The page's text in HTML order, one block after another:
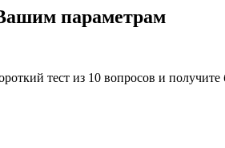
параметрам
тест из 10 вопросов и